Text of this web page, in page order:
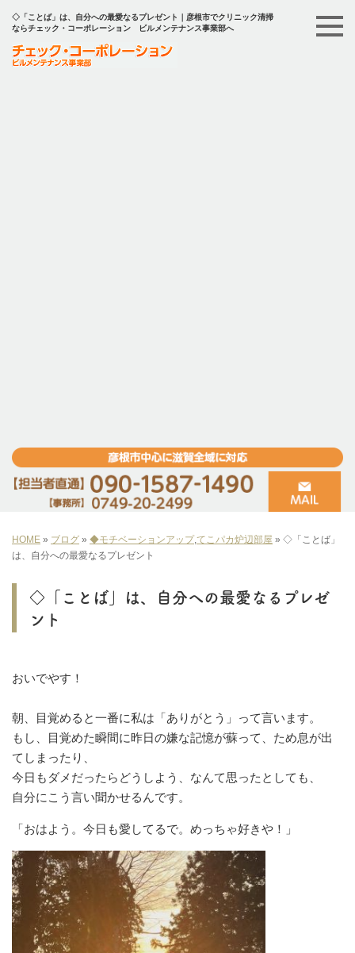
◇「ことば」は、自分への最愛なるプレゼント｜彦根市でクリニック清掃
ならチェック・コーポレーション ビルメンテナンス事業部へ
HOME » ブログ » ◆モチベーションアップ,てこパカ炉辺部屋 » ◇「ことば」
は、自分への最愛なるプレゼント
◇「ことば」は、自分への最愛なるプレゼ
ント
おいでやす！
朝、目覚めると一番に私は「ありがとう」って言います。
もし、目覚めた瞬間に昨日の嫌な記憶が蘇って、ため息が出
てしまったり、
今日もダメだったらどうしよう、なんて思ったとしても、
自分にこう言い聞かせるんです。
「おはよう。今日も愛してるで。めっちゃ好きや！」